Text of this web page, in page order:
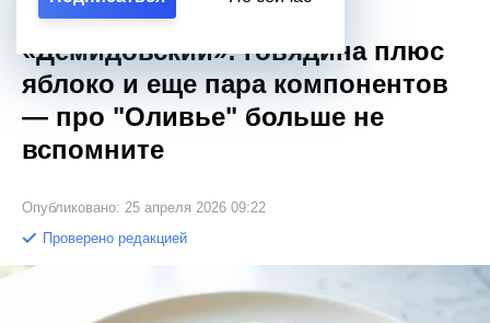
Нежнейший салат
«Демидовский»: говядина плюс
яблоко и еще пара компонентов
— про "Оливье" больше не
вспомните
Опубликовано: 25 апреля 2026 09:22
Проверено редакцией